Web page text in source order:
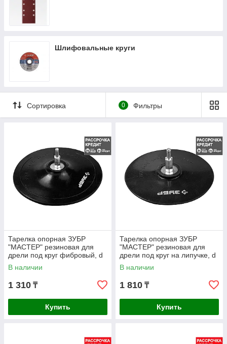
Шлифовальные круги
Сортировка 0 Фильтры
Тарелка опорная ЗУБР
"МАСТЕР" резиновая для
дрели под круг фибровый, d
125 мм, шпилька d 8 мм
(3574-125)
В наличии
1 310 ₸
Купить
Тарелка опорная ЗУБР
"МАСТЕР" резиновая для
дрели под круг на липучке, d
125 мм, шпилька d 8 мм
(3577-125)
В наличии
1 810 ₸
Купить